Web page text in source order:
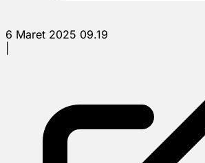
6 Maret 2025 09.19